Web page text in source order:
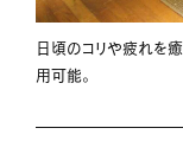
日頃のコリや疲れを
用可能。